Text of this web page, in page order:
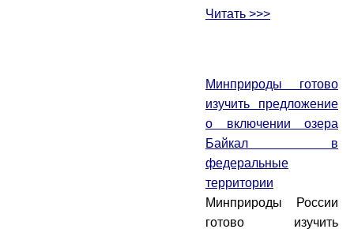
Читать >>>
Минприроды готово
изучить предложение
о включении озера
Байкал в
федеральные
территории
Минприроды России
готово изучить